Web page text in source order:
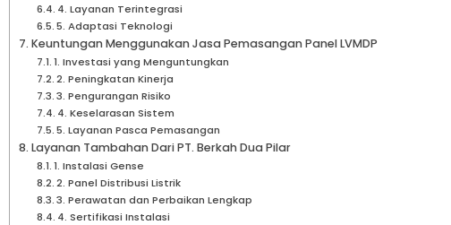
4. Layanan Terintegrasi
5. Adaptasi Teknologi
Keuntungan Menggunakan Jasa Pemasangan Panel LVMDP
1. Investasi yang Menguntungkan
2. Peningkatan Kinerja
3. Pengurangan Risiko
4. Keselarasan Sistem
5. Layanan Pasca Pemasangan
Layanan Tambahan Dari PT. Berkah Dua Pilar
1. Instalasi Gense
2. Panel Distribusi Listrik
3. Perawatan dan Perbaikan Lengkap
4. Sertifikasi Instalasi